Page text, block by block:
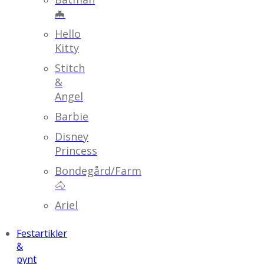
🦇
Hello
Kitty
Stitch
&
Angel
Barbie
Disney
Princess
Bondegård/Farm
🐴
Ariel
Festartikler
&
pynt